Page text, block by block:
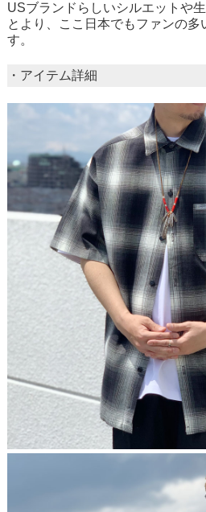
USブランドらしいシルエットや
とより、ここ日本でもファンの多
す。
・アイテム詳細